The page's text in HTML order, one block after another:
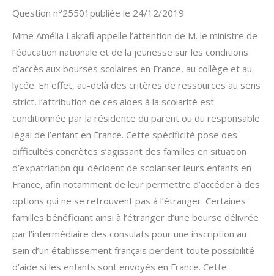
Question n°25501publiée le 24/12/2019
Mme Amélia Lakrafi appelle l’attention de M. le ministre de
l’éducation nationale et de la jeunesse sur les conditions
d’accès aux bourses scolaires en France, au collège et au
lycée. En effet, au-delà des critères de ressources au sens
strict, l’attribution de ces aides à la scolarité est
conditionnée par la résidence du parent ou du responsable
légal de l’enfant en France. Cette spécificité pose des
difficultés concrètes s’agissant des familles en situation
d’expatriation qui décident de scolariser leurs enfants en
France, afin notamment de leur permettre d’accéder à des
options qui ne se retrouvent pas à l’étranger. Certaines
familles bénéficiant ainsi à l’étranger d’une bourse délivrée
par l’intermédiaire des consulats pour une inscription au
sein d’un établissement français perdent toute possibilité
d’aide si les enfants sont envoyés en France. Cette